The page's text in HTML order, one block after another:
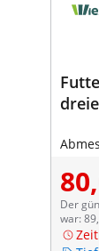
Der
war: